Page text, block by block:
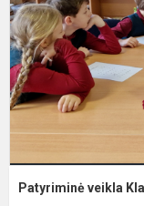
Patyriminė veikla